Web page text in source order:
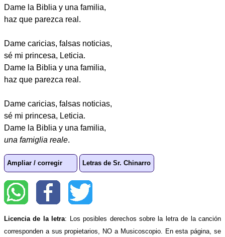
Dame la Biblia y una familia,
haz que parezca real.
Dame caricias, falsas noticias,
sé mi princesa, Leticia.
Dame la Biblia y una familia,
haz que parezca real.
Dame caricias, falsas noticias,
sé mi princesa, Leticia.
Dame la Biblia y una familia,
una famiglia reale.
Ampliar / corregir Letras de Sr. Chinarro
Licencia de la letra: Los posibles derechos sobre la letra de la canción
corresponden a sus propietarios, NO a Musicoscopio. En esta página, se